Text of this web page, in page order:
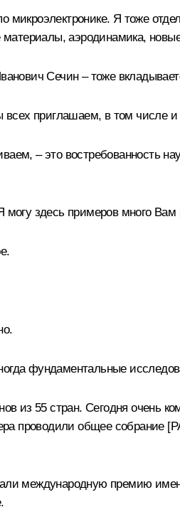
Я тоже
аэродинамика, новые
Сечин – тоже
приглашаем, в том числе
– это востребованность
здесь примеров много Вам
фундаментальные
из 55 стран. Сегодня очень
проводили общее
международную премию